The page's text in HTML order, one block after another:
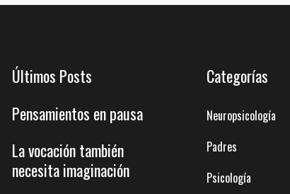
Últimos Posts
Pensamientos en pausa
La vocación también
necesita imaginación
Categorías
Neuropsicología
Padres
Psicología